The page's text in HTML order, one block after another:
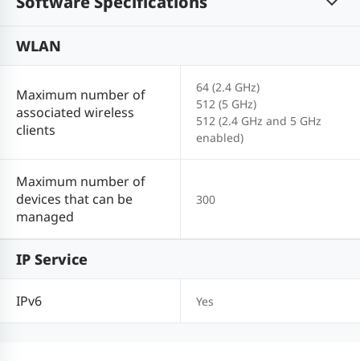
WLAN
Maximum number of
associated wireless
clients
64 (2.4 GHz)
512 (5 GHz)
512 (2.4 GHz and 5 GHz
enabled)
Maximum number of
devices that can be
managed
300
IP Service
IPv6 Yes